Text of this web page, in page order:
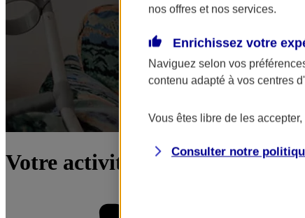
Votre activité : services à la
nos offres et nos services.
Enrichissez votre
Naviguez selon vos
contenu adapté à vos centres
Vous êtes libre de les
Consulter notre